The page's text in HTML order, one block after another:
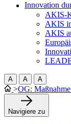
Innovation
AKIS-
AKIS
AKIS
A A A
>OG:
Navigiere zu